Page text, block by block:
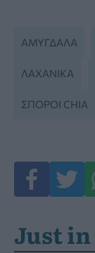
ΑΜΎΓΔΑΛΑ
ΛΑΧΑΝΙΚΆ
ΣΠΌΡΟΙ CHIA
Just in